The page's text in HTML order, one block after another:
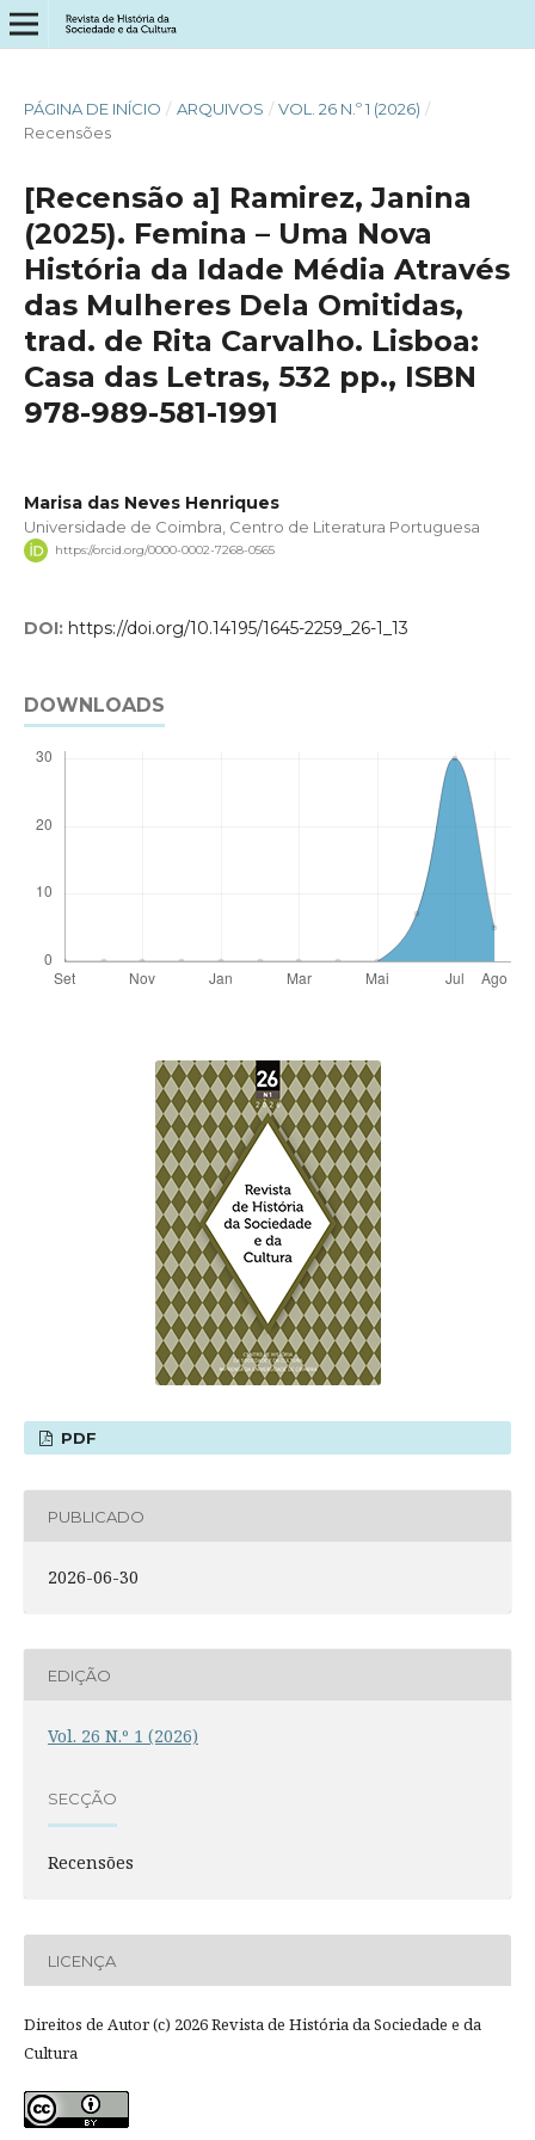
PÁGINA DE INÍCIO / ARQUIVOS / VOL. 26 N.º 1 (2026) /
Recensões
[Recensão a] Ramirez, Janina
(2025). Femina – Uma Nova
História da Idade Média Através
das Mulheres Dela Omitidas,
trad. de Rita Carvalho. Lisboa:
Casa das Letras, 532 pp., ISBN
978-989-581-1991
Marisa das Neves Henriques
Universidade de Coimbra, Centro de Literatura Portuguesa
https://orcid.org/0000-0002-7268-0565
DOI: https://doi.org/10.14195/1645-2259_26-1_13
DOWNLOADS
PDF
PUBLICADO
2026-06-30
EDIÇÃO
Vol. 26 N.º 1 (2026)
SECÇÃO
Recensões
LICENÇA
Direitos de Autor (c) 2026 Revista de História da Sociedade e da
Cultura